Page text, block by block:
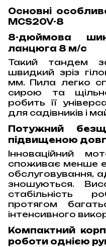
Основні
MCS20V-8
8-дюймова
ланцюга 8 м/с
Такий тандем
швидкий зріз
мм. Пила легко
сирою та
робить її
для садівників і
Потужний
підвищеною
Інноваційний
споживає менше
обслуговування,
зношуються.
стабільність
протягом
інтенсивного
Компактний
роботи однією